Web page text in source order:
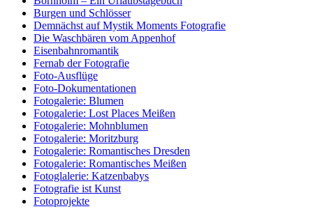
Burgen und Schlösser
Demnächst auf Mystik Moments Fotografie
Die Waschbären vom Appenhof
Eisenbahnromantik
Fernab der Fotografie
Foto-Ausflüge
Foto-Dokumentationen
Fotogalerie: Blumen
Fotogalerie: Lost Places Meißen
Fotogalerie: Mohnblumen
Fotogalerie: Moritzburg
Fotogalerie: Romantisches Dresden
Fotogalerie: Romantisches Meißen
Fotoglalerie: Katzenbabys
Fotografie ist Kunst
Fotoprojekte